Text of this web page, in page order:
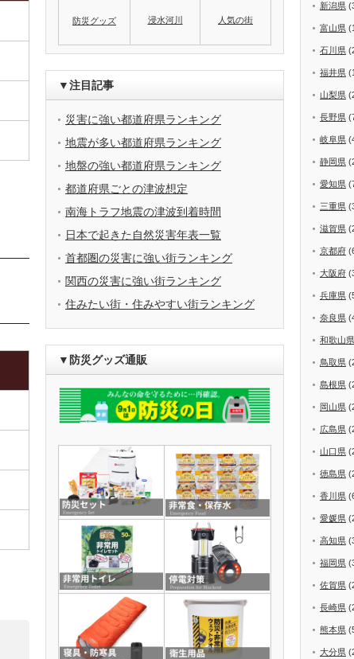
防災グッズ 浸水河川 人気の街
▼注目記事
災害に強い都道府県ランキング
地震が多い都道府県ランキング
地盤の強い都道府県ランキング
都道府県ごとの津波想定
南海トラフ地震の津波到着時間
日本で起きた自然災害年表一覧
首都圏の災害に強い街ランキング
関西の災害に強い街ランキング
住みたい街・住みやすい街ランキング
▼防災グッズ通販
新潟県
富山県
石川県
福井県
山梨県
長野県
岐阜県
静岡県
愛知県
三重県
滋賀県
京都府
大阪府
兵庫県
奈良県
和歌山県
鳥取県
島根県
岡山県
広島県
山口県
徳島県
香川県
愛媛県
高知県
福岡県
佐賀県
長崎県
熊本県
大分県